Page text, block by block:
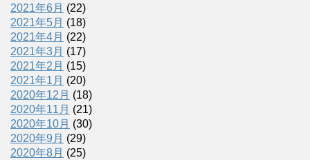
2021年6月 (22)
2021年5月 (18)
2021年4月 (22)
2021年3月 (17)
2021年2月 (15)
2021年1月 (20)
2020年12月 (18)
2020年11月 (21)
2020年10月 (30)
2020年9月 (29)
2020年8月 (25)